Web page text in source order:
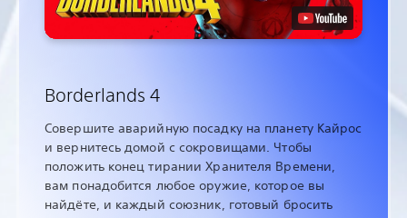
Borderlands 4
Совершите аварийную посадку на планету Кайрос
и вернитесь домой с сокровищами. Чтобы
положить конец тирании Хранителя Времени,
вам понадобится любое оружие, которое вы
найдёте, и каждый союзник, готовый бросить